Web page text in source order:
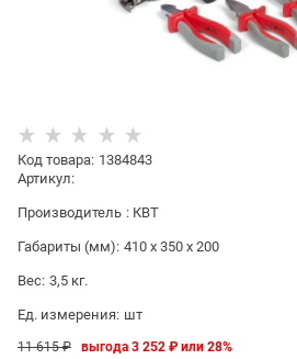
Код товара: 1384843
Артикул:
Производитель : КВТ
Габариты (мм): 410 x 350 x 200
Вес: 3,5 кг.
Ед. измерения: шт
11 615 ₽ выгода3 252 ₽ или28%